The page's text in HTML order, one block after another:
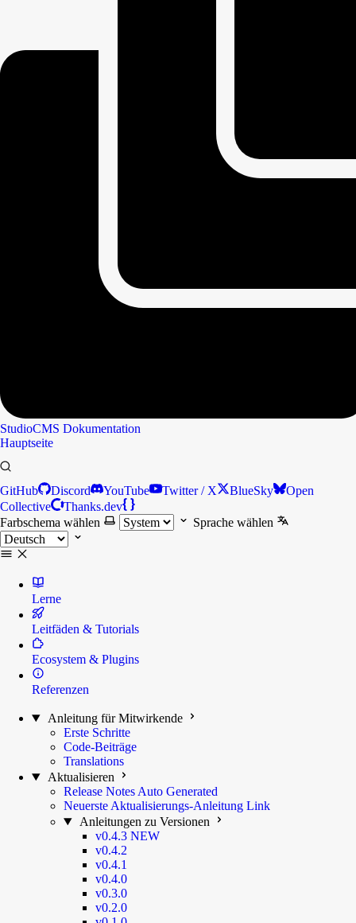
StudioCMS Dokumentation
Hauptseite
GitHub Discord YouTube Twitter / X BlueSky
Open
Collective
Thanks.dev
Farbschema wählen
Sprache wählen
Lerne
Leitfäden & Tutorials
Ecosystem & Plugins
Referenzen
Anleitung für Mitwirkende
Erste Schritte
Code-Beiträge
Translations
Aktualisieren
Release Notes Auto Generated
Neuerste Aktualisierungs-Anleitung Link
Anleitungen zu Versionen
v0.4.3 NEW
v0.4.2
v0.4.1
v0.4.0
v0.3.0
v0.2.0